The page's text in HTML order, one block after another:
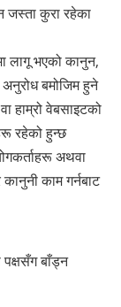
जस्ता कुरा रहेका
लागू भएको कानुन,
अनुरोध बमोजिम हुने
हाम्रो वेबसाइटको
रहेको हुन्छ
अथवा
कानुनी काम गर्नबाट
बाँड्न